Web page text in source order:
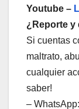
Youtube –
¿Reporte y
Si cuentas
maltrato,
cualquier
saber!
– WhatsApp: